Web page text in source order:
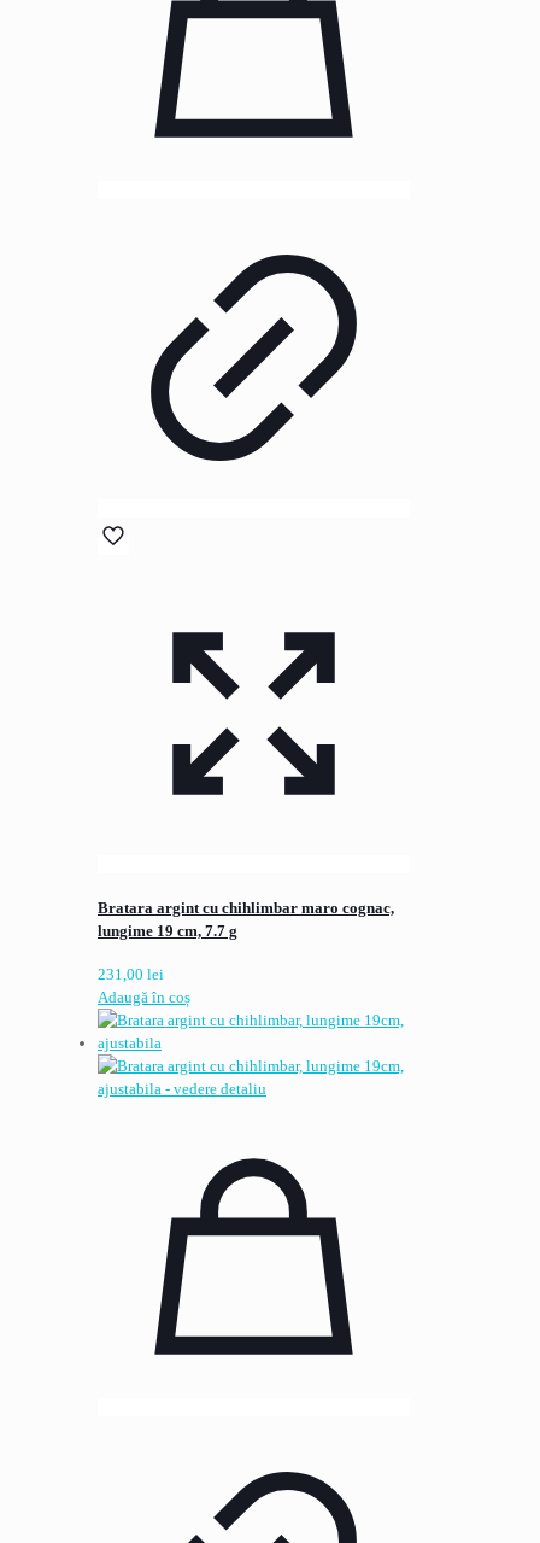
Bratara argint cu chihlimbar maro cognac,
lungime 19 cm, 7.7 g
231,00 lei
Adaugă în coș